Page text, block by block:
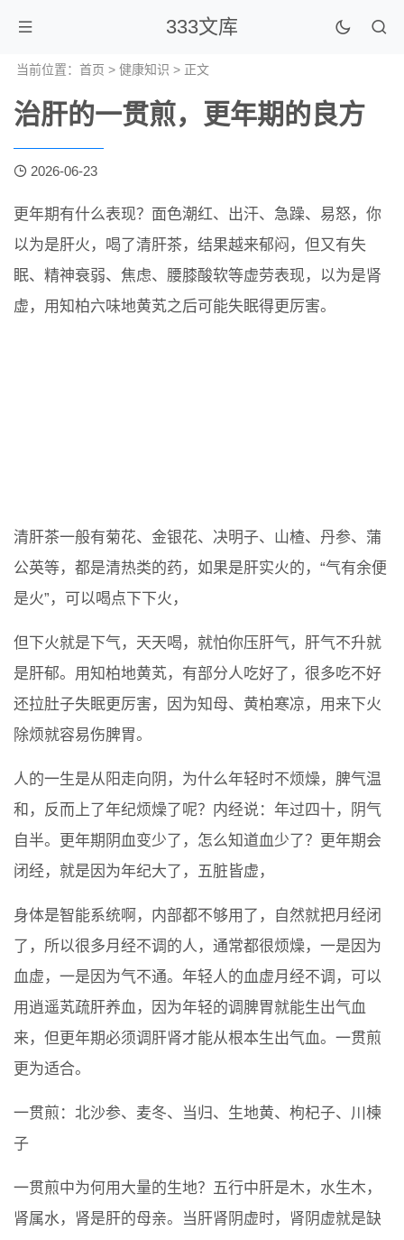
333文库
当前位置： 首页 > 健康知识 > 正文
治肝的一贯煎，更年期的良方
2026-06-23
更年期有什么表现？面色潮红、出汗、急躁、易怒，你
以为是肝火，喝了清肝茶，结果越来郁闷，但又有失
眠、精神衰弱、焦虑、腰膝酸软等虚劳表现，以为是肾
虚，用知柏六味地黄芄之后可能失眠得更厉害。
清肝茶一般有菊花、金银花、决明子、山楂、丹参、蒲
公英等，都是清热类的药，如果是肝实火的，“气有余便
是火”，可以喝点下下火，
但下火就是下气，天天喝，就怕你压肝气，肝气不升就
是肝郁。用知柏地黄芄，有部分人吃好了，很多吃不好
还拉肚子失眠更厉害，因为知母、黄柏寒凉，用来下火
除烦就容易伤脾胃。
人的一生是从阳走向阴，为什么年轻时不烦燥，脾气温
和，反而上了年纪烦燥了呢？内经说：年过四十，阴气
自半。更年期阴血变少了，怎么知道血少了？更年期会
闭经，就是因为年纪大了，五脏皆虚，
身体是智能系统啊，内部都不够用了，自然就把月经闭
了，所以很多月经不调的人，通常都很烦燥，一是因为
血虚，一是因为气不通。年轻人的血虚月经不调，可以
用逍遥芄疏肝养血，因为年轻的调脾胃就能生出气血
来，但更年期必须调肝肾才能从根本生出气血。一贯煎
更为适合。
一贯煎：北沙参、麦冬、当归、生地黄、枸杞子、川楝
子
一贯煎中为何用大量的生地？五行中肝是木，水生木，
肾属水，肾是肝的母亲。当肝肾阴虚时，肾阴虚就是缺